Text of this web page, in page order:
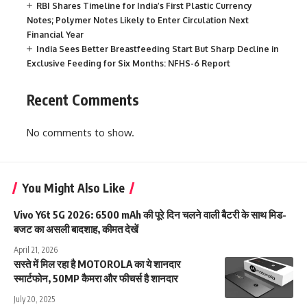
RBI Shares Timeline for India’s First Plastic Currency
Notes; Polymer Notes Likely to Enter Circulation Next
Financial Year
India Sees Better Breastfeeding Start But Sharp Decline in
Exclusive Feeding for Six Months: NFHS-6 Report
Recent Comments
No comments to show.
You Might Also Like
Vivo Y6t 5G 2026: 6500 mAh की पूरे दिन चलने वाली बैटरी के साथ मिड-
बजट का असली बादशाह, कीमत देखें
April 21, 2026
सस्ते में मिल रहा है MOTOROLA का ये शानदार
स्मार्टफोन, 50MP कैमरा और फीचर्स है शानदार
July 20, 2025